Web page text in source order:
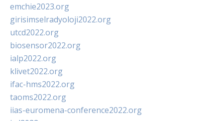
emchie2023.org
girisimselradyoloji2022.org
utcd2022.org
biosensor2022.org
ialp2022.org
klivet2022.org
ifac-hms2022.org
taoms2022.org
iias-euromena-conference2022.org